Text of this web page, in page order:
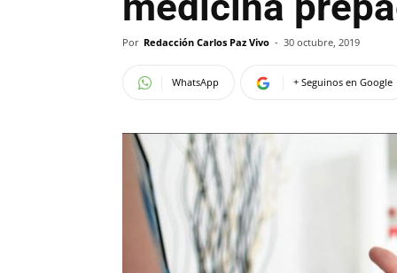
Por Redacción Carlos Paz Vivo - 30 octubre, 2019
WhatsApp + Seguinos en Google